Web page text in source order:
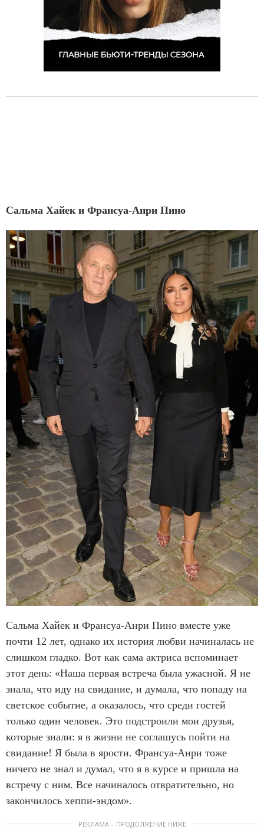
Сальма Хайек и Франсуа-Анри Пино
Сальма Хайек и Франсуа-Анри Пино вместе уже
почти 12 лет, однако их история любви начиналась не
слишком гладко. Вот как сама актриса вспоминает
этот день: «Наша первая встреча была ужасной. Я не
знала, что иду на свидание, и думала, что попаду на
светское событие, а оказалось, что среди гостей
только один человек. Это подстроили мои друзья,
которые знали: я в жизни не соглашусь пойти на
свидание! Я была в ярости. Франсуа-Анри тоже
ничего не знал и думал, что я в курсе и пришла на
встречу с ним. Все начиналось отвратительно, но
закончилось хеппи-эндом».
РЕКЛАМА – ПРОДОЛЖЕНИЕ НИЖЕ